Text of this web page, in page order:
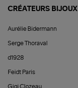
CRÉATEURS BIJOUX
Aurélie Bidermann
Serge Thoraval
d1928
Feidt Paris
Gigi Clozeau